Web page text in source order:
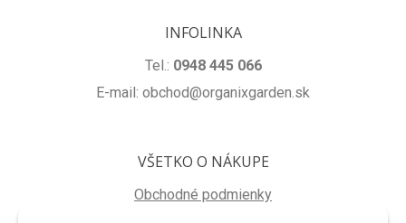
INFOLINKA
Tel.: 0948 445 066
E-mail: obchod@organixgarden.sk
VŠETKO O NÁKUPE
Obchodné podmienky